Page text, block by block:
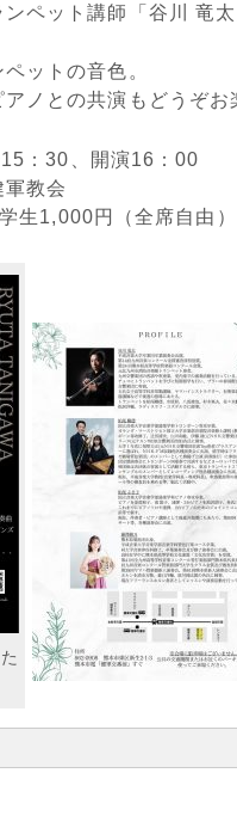
ペット講師「谷川 竜
ットの音色。
ノとの共演もどうぞお
：30、開演16：00
教会
1,000円（全席自由）